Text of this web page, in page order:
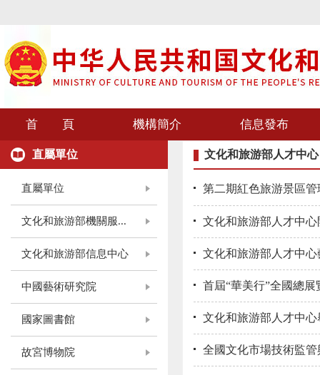
首 頁 機構簡介 信息發布
直屬單位
直屬單位
文化和旅游部機關服...
文化和旅游部信息中心
中國藝術研究院
國家圖書館
故宮博物院
文化和旅游部人才中心
第二期紅色旅游景區
文化和旅游部人才中
文化和旅游部人才中
首屆“華美行”全國總
文化和旅游部人才中
全國文化市場技術監